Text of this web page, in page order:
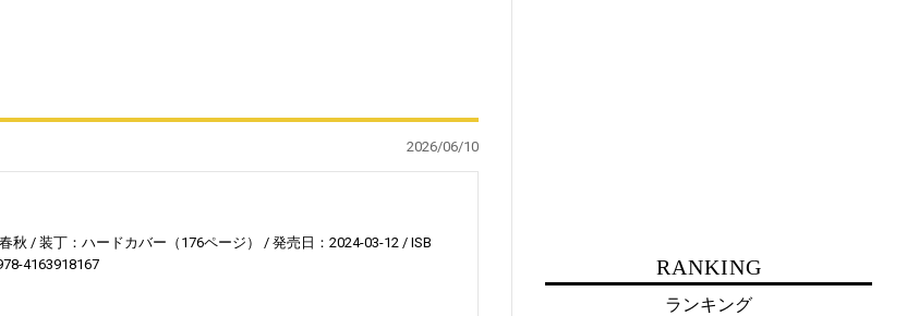
2026/06/10
秋 装丁：ハードカバー（176ページ） 発売日：2024-03-12
ISB
4163918167 RANKING
ランキング